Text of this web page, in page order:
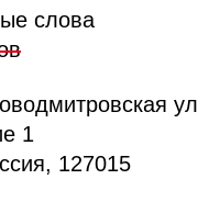
слова
ул
1
127015